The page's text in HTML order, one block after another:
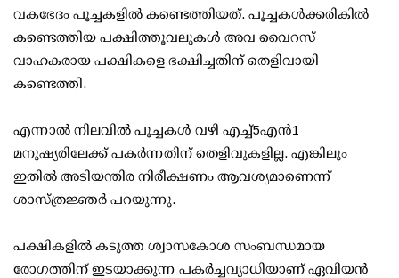
വകഭേദം പൂച്ചകളില്‍ കണ്ടെത്തിയത്. പൂച്ചകള്‍ക്കരികില്‍
കണ്ടെത്തിയ പക്ഷിത്തൂവലുകള്‍ അവ വൈറസ്
വാഹകരായ പക്ഷികളെ ഭക്ഷിച്ചതിന് തെളിവായി
കണ്ടെത്തി.
എന്നാല്‍ നിലവില്‍ പൂച്ചകള്‍ വഴി എച്ച്5എന്‍1
മനുഷ്യരിലേക്ക് പകര്‍ന്നതിന് തെളിവുകളില്ല. എങ്കിലും
ഇതില്‍ അടിയന്തിര നിരീക്ഷണം ആവശ്യമാണെന്ന്
ശാസ്ത്രജ്ഞര്‍ പറയുന്നു.
പക്ഷികളില്‍ കടുത്ത ശ്വാസകോശ സംബന്ധമായ
രോഗത്തിന് ഇടയാക്കുന്ന പകര്‍ച്ചവ്യാധിയാണ് ഏവിയന്‍